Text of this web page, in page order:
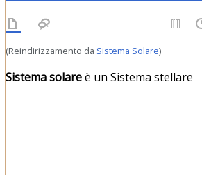
(Reindirizzamento da Sistema Solare)
Sistema solareè un Sistema stellare